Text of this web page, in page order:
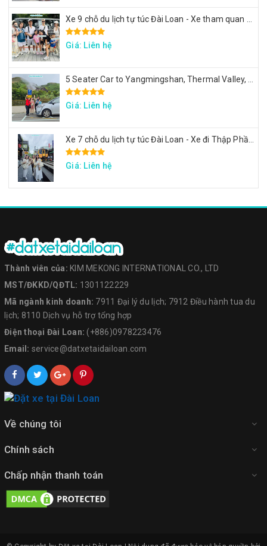
Giá: Liên hệ
Giá: Liên hệ
Giá: Liên hệ
Thành viên của: KIM MEKONG INTERNATIONAL CO., LTD
MST/ĐKKD/QĐTL: 1301122229
Mã ngành kinh doanh: 7911 Đại lý du lịch; 7912 Điều hành tua du
lịch; 8110 Dịch vụ hỗ trợ tổng hợp
Điện thoại Đài Loan: (+886)0978223476
Email: service@datxetaidailoan.com
Về chúng tôi
Chính sách
Chấp nhận thanh toán